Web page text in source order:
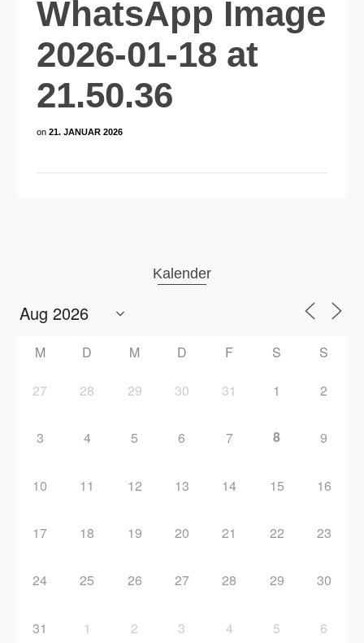
WhatsApp Image
2026-01-18 at
21.50.36
on 21. JANUAR 2026
Kalender
M D M D F S S
27 28 29 30 31 1 2
3 4 5 6 7 8 9
10 11 12 13 14 15 16
17 18 19 20 21 22 23
24 25 26 27 28 29 30
31 1 2 3 4 5 6